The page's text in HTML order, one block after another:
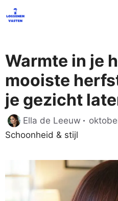
naar
Warmte in je
mooiste
je gezicht
Ella de Leeuw
Schoonheid & stijl